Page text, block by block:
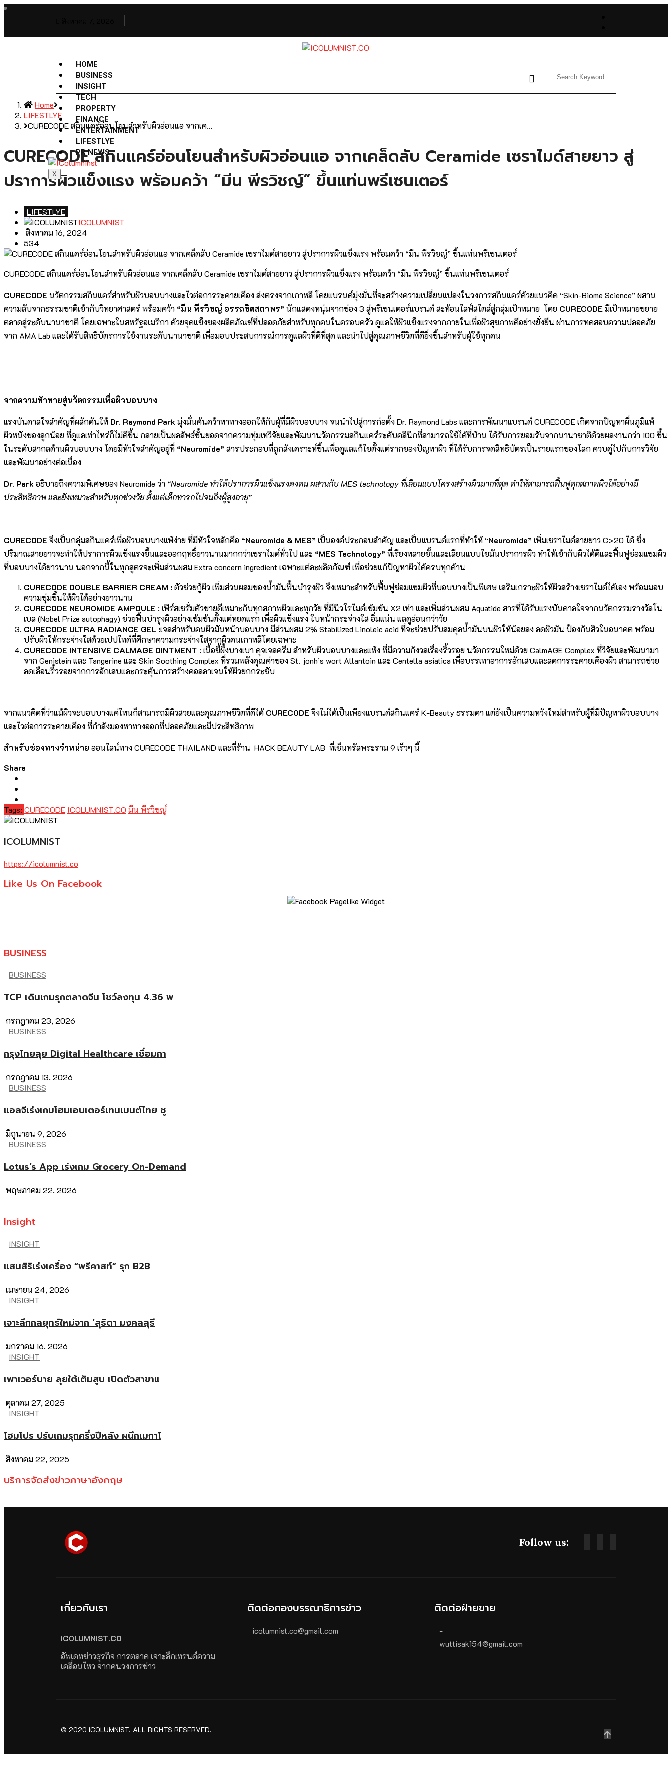
HOME
BUSINESS
INSIGHT
TECH
PROPERTY
FINANCE
ENTERTAINMENT
LIFESTLYE
PR NEWS
X
Home
LIFESTLYE
CURECODE สกินแคร์อ่อนโยนสำหรับผิวอ่อนแอ จากเค…
CURECODE สกินแคร์อ่อนโยนสำหรับผิวอ่อนแอ จากเคล็ดลับ Ceramide เซราไมด์สายยาว สู่
ปราการผิวแข็งแรง พร้อมคว้า “มีน พีรวิชญ์” ขึ้นแท่นพรีเซนเตอร์
LIFESTLYE
ICOLUMNIST
สิงหาคม 16, 2024
534
CURECODE สกินแคร์อ่อนโยนสำหรับผิวอ่อนแอ จากเคล็ดลับ Ceramide เซราไมด์สายยาว สู่ปราการผิวแข็งแรง พร้อมคว้า “มีน พีรวิชญ์” ขึ้นแท่นพรีเซนเตอร์
CURECODE นวัตกรรมสกินแคร์สำหรับผิวบอบบางและไวต่อการระคายเคือง ส่งตรงจากเกาหลี โดยแบรนด์มุ่งมั่นที่จะสร้างความเปลี่ยนแปลงในวงการสกินแคร์ด้วยแนวคิด “Skin-Biome Science” ผสาน
ความลับจากธรรมชาติเข้ากับวิทยาศาสตร์ พร้อมคว้า “มีน พีรวิชญ์ อรรถชิตสถาพร” นักแสดงหนุ่มจากช่อง 3 สู่พรีเซนเตอร์แบรนด์ สะท้อนไลฟ์สไตล์สู่กลุ่มเป้าหมาย โดย CURECODE มีเป้าหมายขยาย
ตลาดสู่ระดับนานาชาติ โดยเฉพาะในสหรัฐอเมริกา ด้วยจุดแข็งของผลิตภัณฑ์ที่ปลอดภัยสำหรับทุกคนในครอบครัว ดูแลให้ผิวแข็งแรงจากภายในเพื่อผิวสุขภาพดีอย่างยั่งยืน ผ่านการทดสอบความปลอดภัย
จาก AMA Lab และได้รับสิทธิบัตรการใช้งานระดับนานาชาติ เพื่อมอบประสบการณ์การดูแลผิวที่ดีที่สุด และนำไปสู่คุณภาพชีวิตที่ดียิ่งขึ้นสำหรับผู้ใช้ทุกคน
จากความท้าทายสู่นวัตกรรมเพื่อผิวบอบบาง
แรงบันดาลใจสำคัญที่ผลักดันให้ Dr. Raymond Park มุ่งมั่นค้นคว้าหาทางออกให้กับผู้ที่มีผิวบอบบาง จนนำไปสู่การก่อตั้ง Dr. Raymond Labs และการพัฒนาแบรนด์ CURECODE เกิดจากปัญหาผื่นภูมิแพ้
ผิวหนังของลูกน้อย ที่ดูแลเท่าไหร่ก็ไม่ดีขึ้น กลายเป็นผลลัพธ์ชั้นยอดจากความทุ่มเทวิจัยและพัฒนานวัตกรรมสกินแคร์ระดับคลินิกที่สามารถใช้ได้ที่บ้าน ได้รับการยอมรับจากนานาชาติด้วยผลงานกว่า 100 ชิ้น
ในระดับสากลด้านผิวบอบบาง โดยมีหัวใจสำคัญอยู่ที่ “Neuromide” สารประกอบที่ถูกสังเคราะห์ขึ้นเพื่อดูแลแก้ไขตั้งแต่รากของปัญหาผิว ที่ได้รับการจดสิทธิบัตรเป็นรายแรกของโลก ควบคู่ไปกับการวิจัย
และพัฒนาอย่างต่อเนื่อง
Dr. Park อธิบายถึงความพิเศษของ Neuromide ว่า “Neuromide ทำให้ปราการผิวแข็งแรงคงทน ผสานกับ MES technology ที่เลียนแบบโครงสร้างผิวมากที่สุด ทำให้สามารถฟื้นฟูทุกสภาพผิวได้อย่างมี
ประสิทธิภาพ และยังเหมาะสำหรับทุกช่วงวัย ตั้งแต่เด็กทารกไปจนถึงผู้สูงอายุ”
CURECODE จึงเป็นกลุ่มสกินแคร์เพื่อผิวบอบบางแพ้ง่าย ที่มีหัวใจหลักคือ “Neuromide & MES” เป็นองค์ประกอบสำคัญ และเป็นแบรนด์แรกที่ทำให้ “Neuromide” เพิ่มเซราไมด์สายยาว C>20 ได้ ซึ่ง
ปริมาณสายยาวจะทำให้ปราการผิวแข็งแรงขึ้นและออกฤทธิ์ยาวนานมากกว่าเซราไมด์ทั่วไป และ “MES Technology” ที่เรียงหลายชั้นและเลียนแบบไขมันปราการผิว ทำให้เข้ากับผิวได้ดีและฟื้นฟูซ่อมแซมผิว
ที่บอบบางได้ยาวนาน นอกจากนี้ในทุกสูตรจะเพิ่มส่วนผสม Extra concern ingredient เฉพาะแต่ละผลิตภัณฑ์ เพื่อช่วยแก้ปัญหาผิวได้ครบทุกด้าน
CURECODE DOUBLE BARRIER CREAM :ตัวช่วยกู้ผิว เพิ่มส่วนผสมของน้ำมันฟื้นบำรุงผิว จึงเหมาะสำหรับฟื้นฟูซ่อมแซมผิวที่บอบบางเป็นพิเศษ เสริมเกราะผิวให้ผิวสร้างเซราไมด์ได้เอง พร้อมมอบ
ความชุ่มชื้นให้ผิวได้อย่างยาวนาน
CURECODE NEUROMIDE AMPOULE : เฟิร์สเซรั่มตัวขายดีเหมาะกับทุกสภาพผิวและทุกวัย ที่มีนิวโรไมด์เข้มข้น X2 เท่า และเพิ่มส่วนผสม Aquatide สารที่ได้รับแรงบันดาลใจจากนวัตกรรมรางวัลโน
เบล (Nobel Prize autophagy) ช่วยฟื้นบำรุงผิวอย่างเข้มข้นตั้งแต่หยดแรก เพื่อผิวแข็งแรง ใบหน้ากระจ่างใส อิ่มแน่น แลดูอ่อนกว่าวัย
CURECODE ULTRA RADIANCE GEL :เจลสำหรับคนผิวมันหน้าบอบบาง มีส่วนผสม 2% Stabilized Linoleic acid ที่จะช่วยปรับสมดุลน้ำมันบนผิวให้น้อยลง ลดผิวมัน ป้องกันสิวในอนาคต พร้อม
ปรับผิวให้กระจ่างใสด้วยเปปไทด์ที่ศึกษาความกระจ่างใสจากผิวคนเกาหลีโดยเฉพาะ
CURECODE INTENSIVE CALMAGE OINTMENT : เนื้อขี้ผึ้งบางเบา ดุจเจลครีม สำหรับผิวบอบบางและแห้ง ที่มีความกังวลเรื่องริ้วรอย นวัตกรรมใหม่ด้วย CalmAGE Complex ที่วิจัยและพัฒนามา
จาก Genistein และ Tangerine และ Skin Soothing Complex ที่รวมพลังคุณค่าของ St. jonh’s wort Allantoin และ Centella asiatica เพื่อบรรเทาอาการอักเสบและลดการระคายเคืองผิว สามารถช่วย
ลดเลือนริ้วรอยจากการอักเสบและกระตุ้นการสร้างคอลลาเจนให้ผิวยกกระชับ
จากแนวคิดที่ว่าแม้ผิวจะบอบบางแค่ไหนก็สามารถมีผิวสวยและคุณภาพชีวิตที่ดีได้ CURECODE จึงไม่ได้เป็นเพียงแบรนด์สกินแคร์ K-Beauty ธรรมดา แต่ยังเป็นความหวังใหม่สำหรับผู้ที่มีปัญหาผิวบอบบาง
และไวต่อการระคายเคือง ที่กำลังมองหาทางออกที่ปลอดภัยและมีประสิทธิภาพ
สำหรับช่องทางจำหน่าย ออนไลน์ทาง CURECODE THAILAND และที่ร้าน HACK BEAUTY LAB ที่เซ็นทรัลพระราม 9 เร็วๆ นี้
Share
Tags: CURECODE ICOLUMNIST.CO มีน พีรวิชญ์
ICOLUMNIST
https://icolumnist.co
Like Us On Facebook
BUSINESS
BUSINESS
TCP เดินเกมรุกตลาดจีน โชว์ลงทุน 4.36 พ
กรกฎาคม 23, 2026
BUSINESS
กรุงไทยลุย Digital Healthcare เชื่อมกา
กรกฎาคม 13, 2026
BUSINESS
แอลจีเร่งเกมโฮมเอนเตอร์เทนเมนต์ไทย ชู
มิถุนายน 9, 2026
BUSINESS
Lotus’s App เร่งเกม Grocery On-Demand
พฤษภาคม 22, 2026
Insight
INSIGHT
แสนสิริเร่งเครื่อง “พรีคาสท์” รุก B2B
เมษายน 24, 2026
INSIGHT
เจาะลึกกลยุทธ์ใหม่จาก ‘สุธิดา มงคลสุธี
มกราคม 16, 2026
INSIGHT
เพาเวอร์บาย ลุยใต้เต็มสูบ เปิดตัวสาขาแ
ตุลาคม 27, 2025
INSIGHT
โฮมโปร ปรับเกมรุกครึ่งปีหลัง ผนึกเมกาโ
สิงหาคม 22, 2025
บริการจัดส่งข่าวภาษาอังกฤษ
Follow us:
เกี่ยวกับเรา
ICOLUMNIST.CO
อัพเดทข่าวธุรกิจ การตลาด เจาะลึกเทรนด์ความ
เคลื่อนไหว จากคนวงการข่าว
ติดต่อกองบรรณาธิการข่าว
icolumnist.co@gmail.com
ติดต่อฝ่ายขาย
-
wuttisak154@gmail.com
© 2020 ICOLUMNIST. ALL RIGHTS RESERVED.